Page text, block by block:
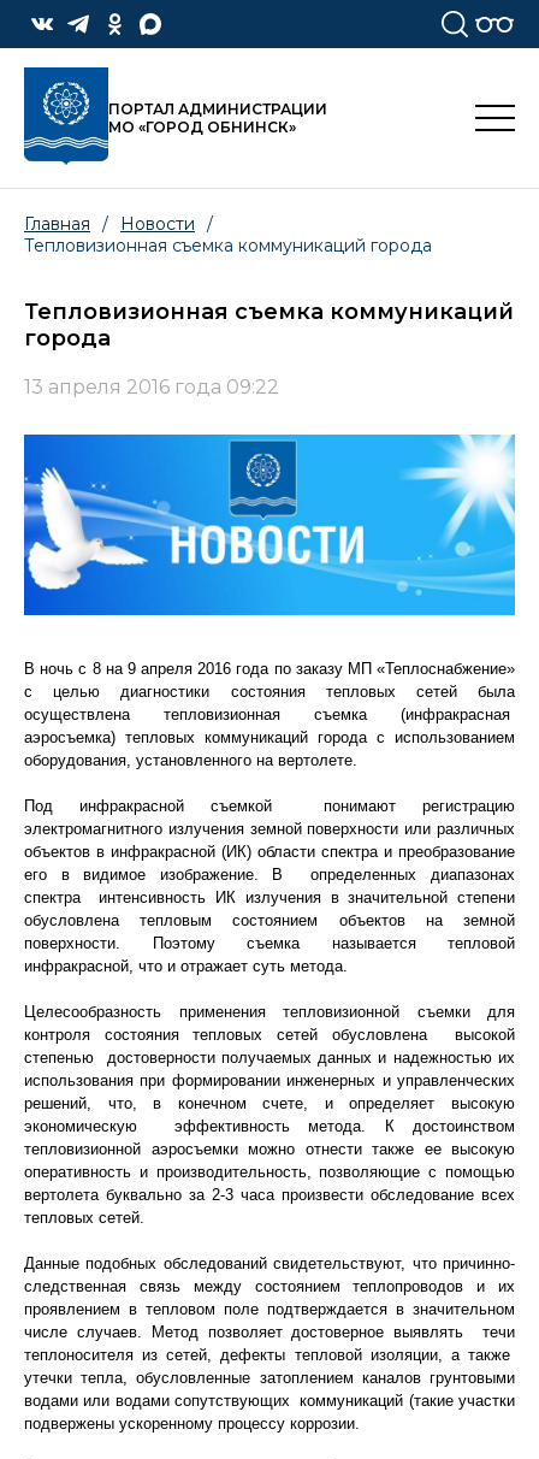
ПОРТАЛ АДМИНИСТРАЦИИ
МО «ГОРОД ОБНИНСК»
Главная / Новости
/
Тепловизионная съемка коммуникаций города
Тепловизионная съемка коммуникаций
города
13 апреля 2016 года 09:22
В ночь с 8 на 9 апреля 2016 года по заказу МП «Теплоснабжение»
с целью диагностики состояния тепловых сетей была
осуществлена тепловизионная съемка (инфракрасная
аэросъемка) тепловых коммуникаций города с использованием
оборудования, установленного на вертолете.
Под инфракрасной съемкой понимают регистрацию
электромагнитного излучения земной поверхности или различных
объектов в инфракрасной (ИК) области спектра и преобразование
его в видимое изображение. В определенных диапазонах
спектра интенсивность ИК излучения в значительной степени
обусловлена тепловым состоянием объектов на земной
поверхности. Поэтому съемка называется тепловой
инфракрасной, что и отражает суть метода.
Целесообразность применения тепловизионной съемки для
контроля состояния тепловых сетей обусловлена высокой
степенью достоверности получаемых данных и надежностью их
использования при формировании инженерных и управленческих
решений, что, в конечном счете, и определяет высокую
экономическую эффективность метода. К достоинством
тепловизионной аэросъемки можно отнести также ее высокую
оперативность и производительность, позволяющие с помощью
вертолета буквально за 2-3 часа произвести обследование всех
тепловых сетей.
Данные подобных обследований свидетельствуют, что причинно-
следственная связь между состоянием теплопроводов и их
проявлением в тепловом поле подтверждается в значительном
числе случаев. Метод позволяет достоверное выявлять течи
теплоносителя из сетей, дефекты тепловой изоляции, а также
утечки тепла, обусловленные затоплением каналов грунтовыми
водами или водами сопутствующих коммуникаций (такие участки
подвержены ускоренному процессу коррозии.